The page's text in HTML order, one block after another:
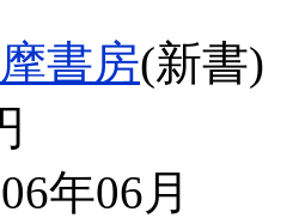
書房(新書)
年06月